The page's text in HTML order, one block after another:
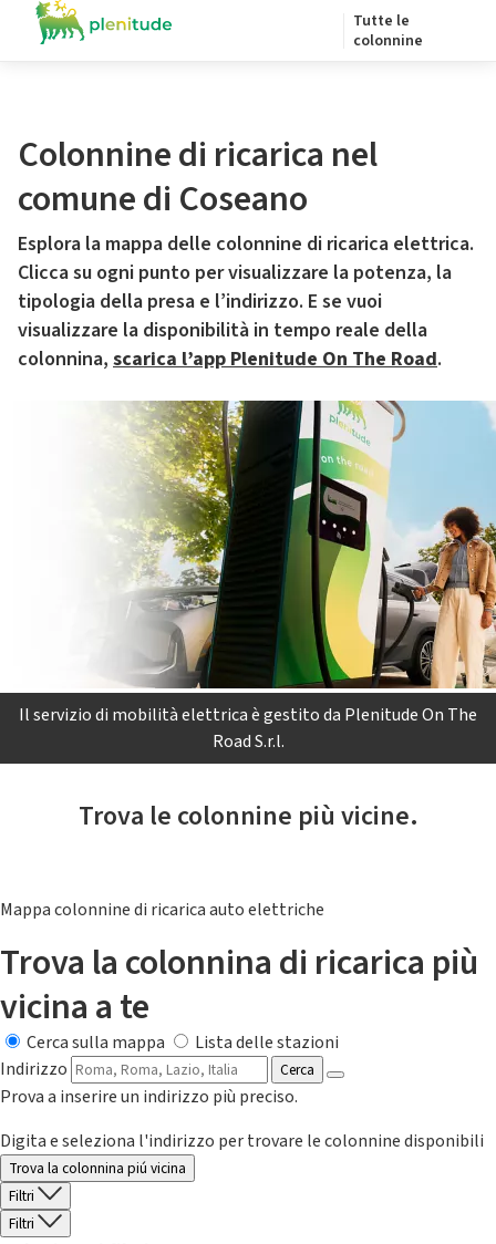
Tutte le
colonnine
Colonnine di ricarica nel
comune di Coseano
Esplora la mappa delle colonnine di ricarica elettrica.
Clicca su ogni punto per visualizzare la potenza, la
tipologia della presa e l’indirizzo. E se vuoi
visualizzare la disponibilità in tempo reale della
colonnina, scarica l’app Plenitude On The Road.
Il servizio di mobilità elettrica è gestito da Plenitude On The
Road S.r.l.
Trova le colonnine più vicine.
Mappa colonnine di ricarica auto elettriche
Trova la colonnina di ricarica più
vicina a te
Cerca sulla mappa
Lista delle stazioni
Indirizzo
Cerca
Prova a inserire un indirizzo più preciso.
Digita e seleziona l'indirizzo per trovare le colonnine disponibili
Trova la colonnina piú vicina
Filtri
Filtri